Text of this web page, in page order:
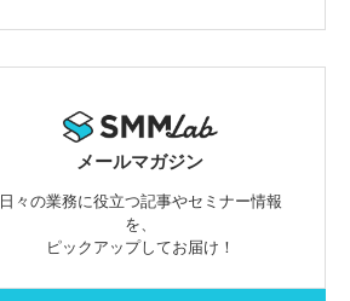
メールマガジン
日々の業務に役立つ記事やセミナー情報
を、
ピックアップしてお届け！